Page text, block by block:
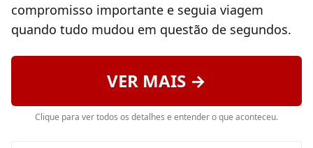
compromisso importante e seguia viagem
quando tudo mudou em questão de segundos.
VER MAIS →
Clique para ver todos os detalhes e entender o que aconteceu.